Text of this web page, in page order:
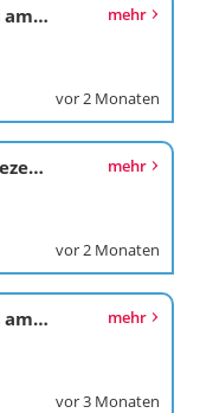
Pflegefachkraft (m/w/d) im Haus am Zehnthof mehr
vor 2 Monaten
Pflegefachkraft (m/w/d) im Pflegezentrum mehr
vor 2 Monaten
Pflegehilfskraft (m/w/d) im Haus am Zehnthof mehr
vor 3 Monaten